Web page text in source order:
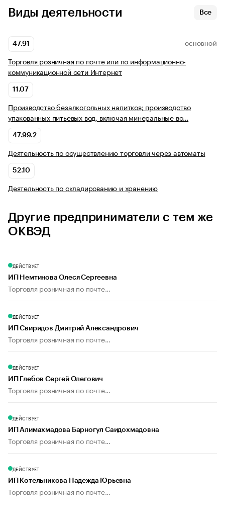
Виды деятельности Все
47.91 ОСНОВНОЙ
Торговля розничная по почте или по информационно-
коммуникационной сети Интернет
11.07
Производство безалкогольных напитков; производство
упакованных питьевых вод, включая минеральные во…
47.99.2
Деятельность по осуществлению торговли через автоматы
52.10
Деятельность по складированию и хранению
Другие предприниматели с тем же
ОКВЭД
ДЕЙСТВУЕТ
ИП Немтинова Олеся Сергеевна
Торговля розничная по почте...
ДЕЙСТВУЕТ
ИП Свиридов Дмитрий Александрович
Торговля розничная по почте...
ДЕЙСТВУЕТ
ИП Глебов Сергей Олегович
Торговля розничная по почте...
ДЕЙСТВУЕТ
ИП Алимахмадова Барногул Саидохмадовна
Торговля розничная по почте...
ДЕЙСТВУЕТ
ИП Котельникова Надежда Юрьевна
Торговля розничная по почте...